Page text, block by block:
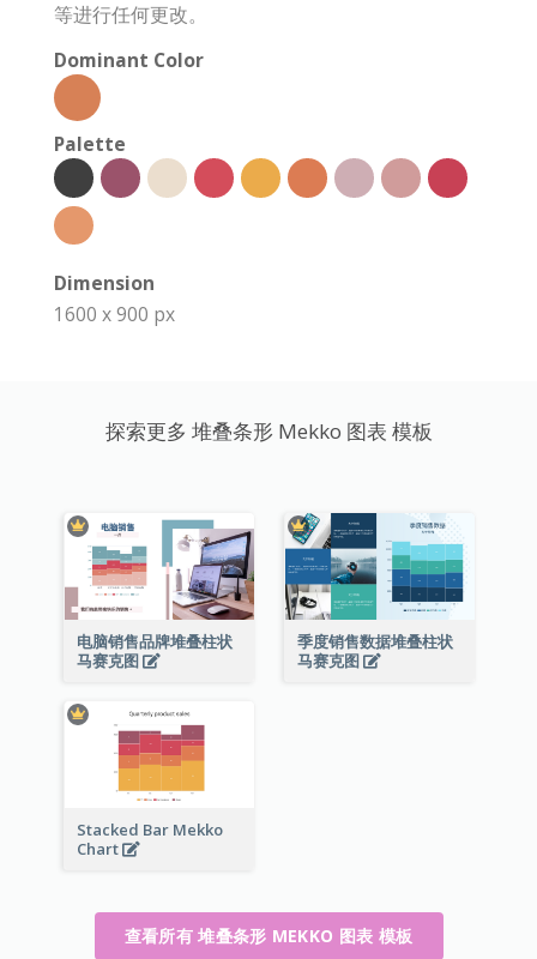
等进行任何更改。
Dominant Color
Palette
Dimension
1600 x 900 px
探索更多 堆叠条形 Mekko 图表 模板
电脑销售品牌堆叠柱状
马赛克图
季度销售数据堆叠柱状
马赛克图
Stacked Bar Mekko
Chart
查看所有 堆叠条形 MEKKO 图表 模板